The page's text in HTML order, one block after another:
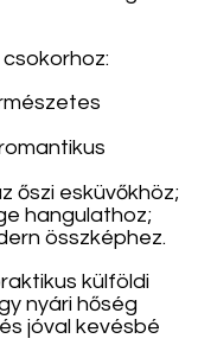
őszi esküvőkhöz;
hangulathoz;
összképhez.
külföldi
nyári hőség
jóval kevésbé